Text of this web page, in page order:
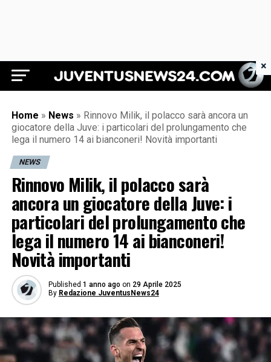
Juventus News 24
Home » News » Rinnovo Milik, il polacco sarà ancora un
giocatore della Juve: i particolari del prolungamento che
lega il numero 14 ai bianconeri! Novità importanti
NEWS
Rinnovo Milik, il polacco sarà
ancora un giocatore della Juve: i
particolari del prolungamento che
lega il numero 14 ai bianconeri!
Novità importanti
Published 1 anno ago on 29 Aprile 2025
By Redazione JuventusNews24
×